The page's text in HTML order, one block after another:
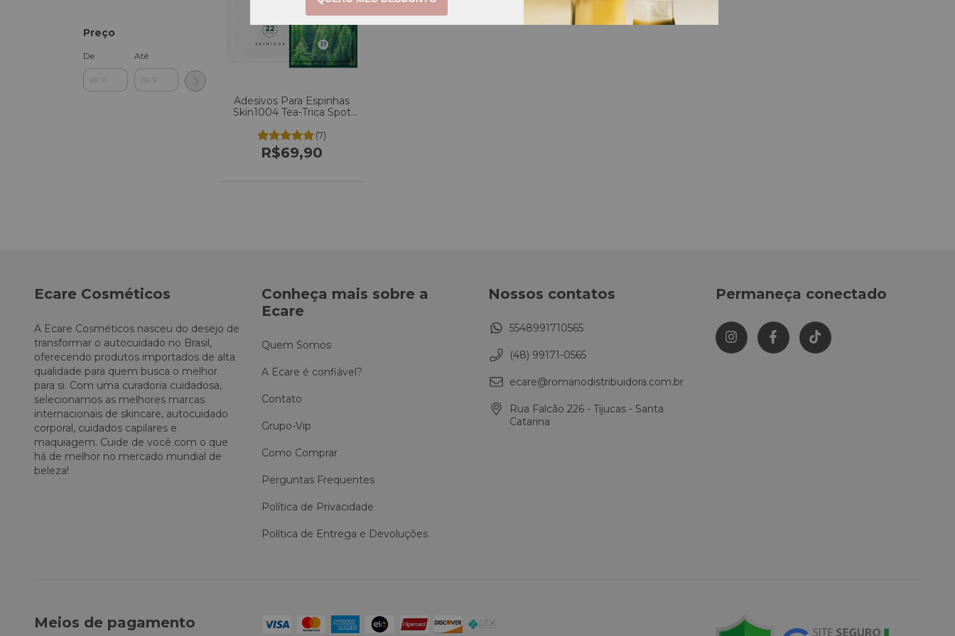
Preço
De Até
Adesivos Para Espinhas
Skin1004 Tea-Trica Spot
(7)
R$69,90
Ecare Cosméticos
A Ecare Cosméticos nasceu do desejo de
transformar o autocuidado no Brasil,
oferecendo produtos importados de alta
qualidade para quem busca o melhor
para si. Com uma curadoria cuidadosa,
selecionamos as melhores marcas
internacionais de skincare, autocuidado
corporal, cuidados capilares e
maquiagem. Cuide de você com o que
há de melhor no mercado mundial de
beleza!
Conheça mais sobre a
Ecare
Quem Somos
A Ecare é confiável?
Contato
Grupo-Vip
Como Comprar
Perguntas Frequentes
Política de Privacidade
Política de Entrega e Devoluções
Nossos contatos
5548991710565
(48) 99171-0565
ecare@romanodistribuidora.com.br
Rua Falcão 226 - Tijucas - Santa
Catarina
Permaneça conectado
Meios de pagamento